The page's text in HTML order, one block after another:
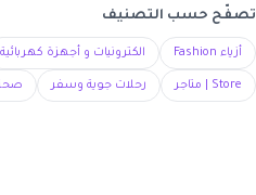
تصفّح حسب التصنيف
أزياء Fashion الكترونيات و أجهزة كهربائية
Store | متاجر رحلات جوية وسفر